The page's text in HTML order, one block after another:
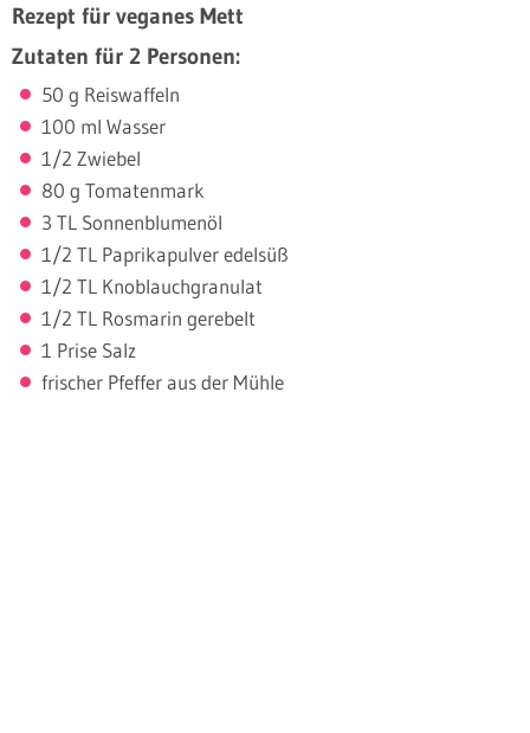
Rezept für veganes Mett
Zutaten für 2 Personen:
50 g Reiswaffeln
100 ml Wasser
1/2 Zwiebel
80 g Tomatenmark
3 TL Sonnenblumenöl
1/2 TL Paprikapulver edelsüß
1/2 TL Knoblauchgranulat
1/2 TL Rosmarin gerebelt
1 Prise Salz
frischer Pfeffer aus der Mühle